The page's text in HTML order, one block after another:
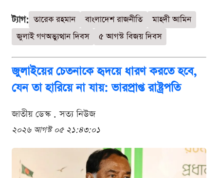
ট্যাগ: তারেক রহমান বাংলাদেশ রাজনীতি
মাহদী আমিন
জুলাই গণঅভ্যুত্থান দিবস
৫ আগস্ট বিজয় দিবস
জুলাইয়ের চেতনাকে হৃদয়ে ধারণ করতে হবে,
যেন তা হারিয়ে না যায়: ভারপ্রাপ্ত রাষ্ট্রপতি
জাতীয় ডেস্ক . সত্য নিউজ
২০২৬ আগস্ট ০৫ ২১:৪৩:০১